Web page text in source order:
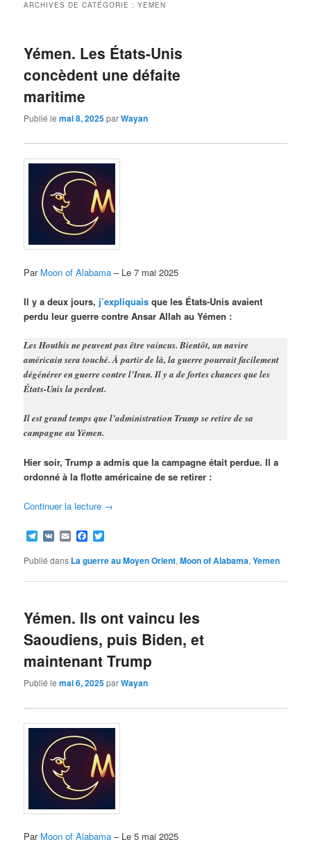
ARCHIVES DE CATÉGORIE :YEMEN
Yémen. Les États-Unis
concèdent une défaite
maritime
Publié lemai 8, 2025parWayan
Par Moon of Alabama – Le 7 mai 2025
Il y a deux jours, j’expliquais que les États-Unis avaient
perdu leur guerre contre Ansar Allah au Yémen :
Les Houthis ne peuvent pas être vaincus. Bientôt, un navire
américain sera touché. À partir de là, la guerre pourrait facilement
dégénérer en guerre contre l’Iran. Il y a de fortes chances que les
États-Unis la perdent.
Il est grand temps que l’administration Trump se retire de sa
campagne au Yémen.
Hier soir, Trump a admis que la campagne était perdue. Il a
ordonné à la flotte américaine de se retirer :
Continuer la lecture →
Telegram
VK EmailFacebook
Publié dans La guerre au Moyen Orient,Moon of Alabama,Yemen
Yémen. Ils ont vaincu les
Saoudiens, puis Biden, et
maintenant Trump
Publié lemai 6, 2025parWayan
Par Moon of Alabama – Le 5 mai 2025